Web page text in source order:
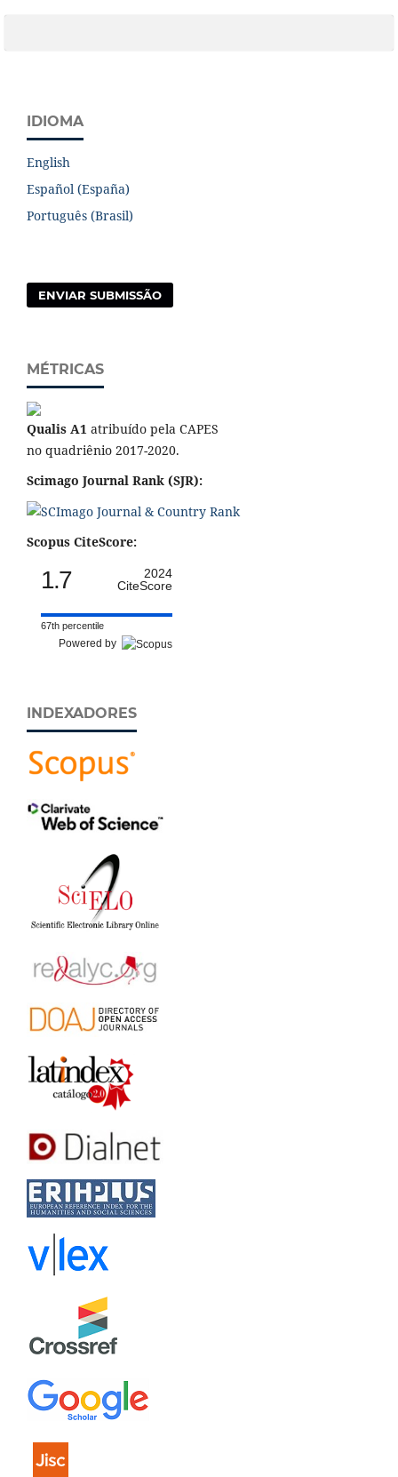
IDIOMA
English
Español (España)
Português (Brasil)
ENVIAR SUBMISSÃO
MÉTRICAS
Qualis A1 atribuído pela CAPES
no quadriênio 2017-2020.
Scimago Journal Rank (SJR):
Scopus CiteScore:
1.7
2024
CiteScore
67th percentile
Powered by
INDEXADORES